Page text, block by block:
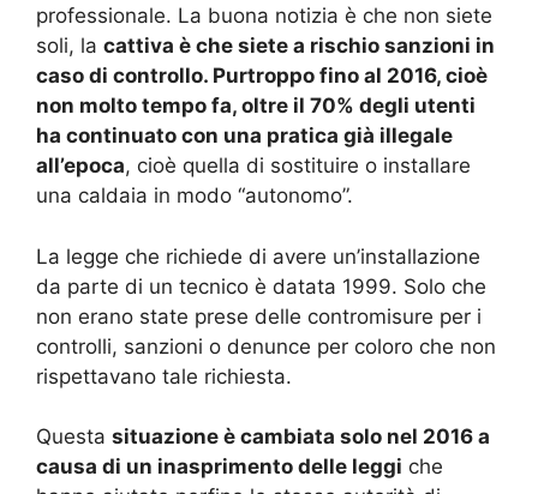
professionale. La buona notizia è che non siete
soli, la cattiva è che siete a rischio sanzioni in
caso di controllo. Purtroppo fino al 2016, cioè
non molto tempo fa, oltre il 70% degli utenti
ha continuato con una pratica già illegale
all’epoca, cioè quella di sostituire o installare
una caldaia in modo “autonomo”.
La legge che richiede di avere un’installazione
da parte di un tecnico è datata 1999. Solo che
non erano state prese delle contromisure per i
controlli, sanzioni o denunce per coloro che non
rispettavano tale richiesta.
Questa situazione è cambiata solo nel 2016 a
causa di un inasprimento delle leggi che